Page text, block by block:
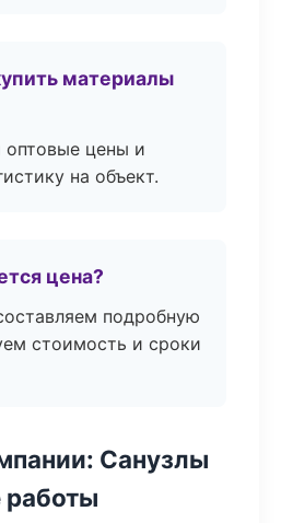
материалы
цены и
на объект.
цена?
подробную
стоимость и сроки
Санузлы
работы